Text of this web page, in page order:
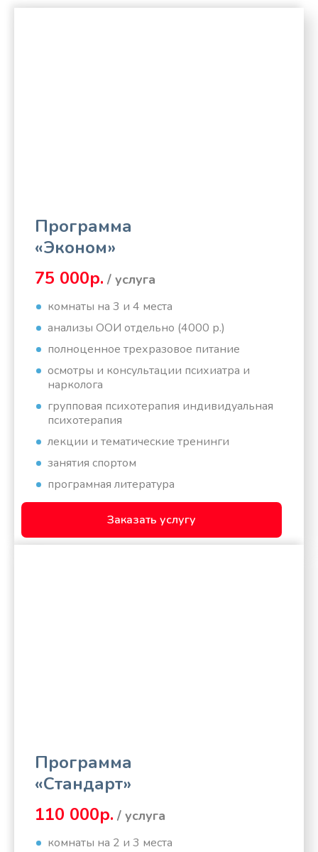
Программа
«Эконом»
75 000р. / услуга
комнаты на 3 и 4 места
анализы ООИ отдельно (4000 р.)
полноценное трехразовое питание
осмотры и консультации психиатра и
нарколога
групповая психотерапия индивидуальная
психотерапия
лекции и тематические тренинги
занятия спортом
програмная литература
Заказать услугу
Программа
«Стандарт»
110 000р. / услуга
комнаты на 2 и 3 места